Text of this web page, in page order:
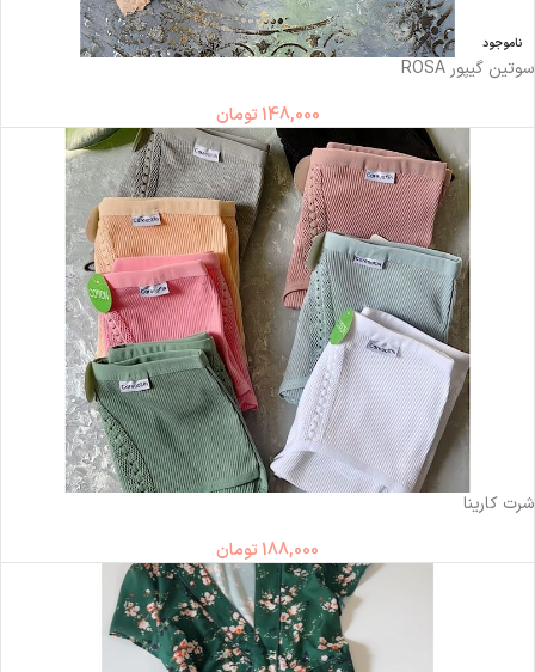
ناموجود
سوتین گیپور ROSA
148,000 تومان
شرت کارینا
188,000 تومان